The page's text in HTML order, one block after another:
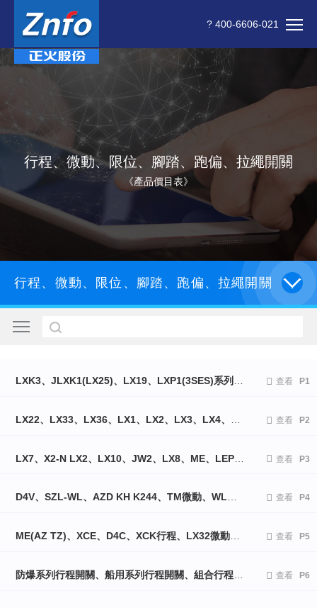
? 400-6606-021
行程、微動、限位、腳踏、跑偏、拉繩開關
《產品價目表》
行程、微動、限位、腳踏、跑偏、拉繩開關
 查看 P1
 查看 P2
 查看 P3
D4V、SZL-WL、AZD KH K244、TM微動、WL、HL、D4D、TZ-5系列行程開關  查看 P4
ME(AZ TZ)、XCE、D4C、XCK行程、LX32微動開關  查看 P5
 查看 P6